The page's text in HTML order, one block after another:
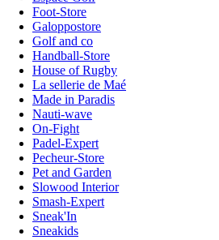
Foot-Store
Galoppostore
Golf and co
Handball-Store
House of Rugby
La sellerie de Maé
Made in Paradis
Nauti-wave
On-Fight
Padel-Expert
Pecheur-Store
Pet and Garden
Slowood Interior
Smash-Expert
Sneak'In
Sneakids